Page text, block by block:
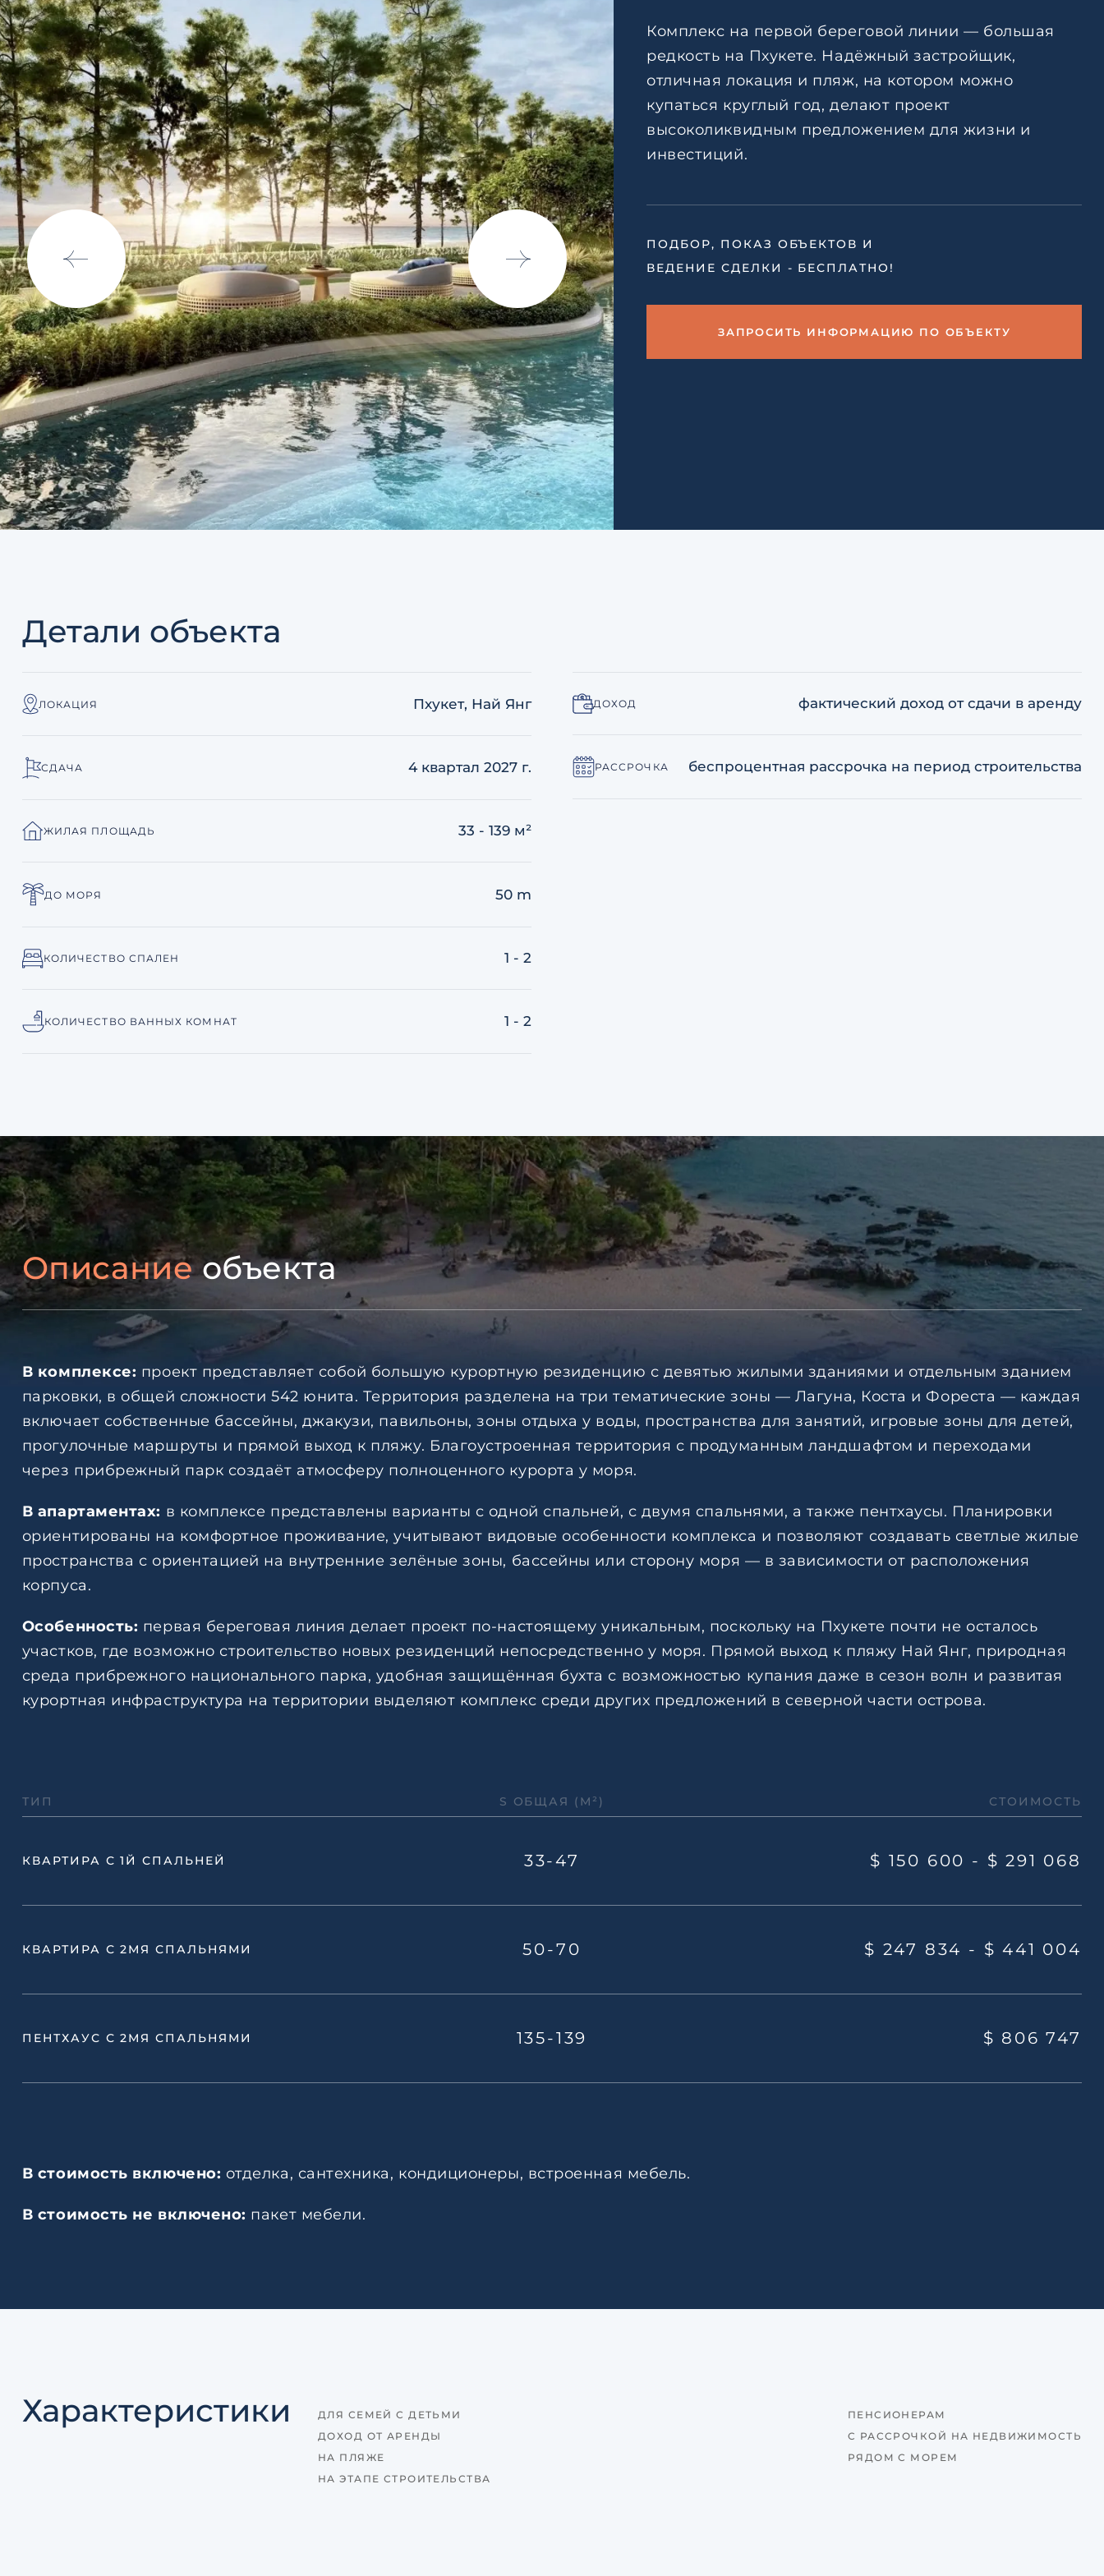
Комплекс на первой береговой линии — большая
редкость на Пхукете. Надёжный застройщик,
отличная локация и пляж, на котором можно
купаться круглый год, делают проект
высоколиквидным предложением для жизни и
инвестиций.
ПОДБОР, ПОКАЗ ОБЪЕКТОВ И
ВЕДЕНИЕ СДЕЛКИ - БЕСПЛАТНО!
ЗАПРОСИТЬ ИНФОРМАЦИЮ ПО ОБЪЕКТУ
Детали объекта
ЛОКАЦИЯ Пхукет, Най Янг
СДАЧА 4 квартал 2027 г.
ЖИЛАЯ ПЛОЩАДЬ 33 - 139 м²
ДО МОРЯ 50 m
КОЛИЧЕСТВО СПАЛЕН 1 - 2
КОЛИЧЕСТВО ВАННЫХ КОМНАТ 1 - 2
ДОХОД фактический доход от сдачи в аренду
РАССРОЧКА беспроцентная рассрочка на период строительства
Описаниеобъекта
В комплексе: проект представляет собой большую курортную резиденцию с девятью жилыми зданиями и отдельным зданием
парковки, в общей сложности 542 юнита. Территория разделена на три тематические зоны — Лагуна, Коста и Фореста — каждая
включает собственные бассейны, джакузи, павильоны, зоны отдыха у воды, пространства для занятий, игровые зоны для детей,
прогулочные маршруты и прямой выход к пляжу. Благоустроенная территория с продуманным ландшафтом и переходами
через прибрежный парк создаёт атмосферу полноценного курорта у моря.
В апартаментах: в комплексе представлены варианты с одной спальней, с двумя спальнями, а также пентхаусы. Планировки
ориентированы на комфортное проживание, учитывают видовые особенности комплекса и позволяют создавать светлые жилые
пространства с ориентацией на внутренние зелёные зоны, бассейны или сторону моря — в зависимости от расположения
корпуса.
Особенность: первая береговая линия делает проект по-настоящему уникальным, поскольку на Пхукете почти не осталось
участков, где возможно строительство новых резиденций непосредственно у моря. Прямой выход к пляжу Най Янг, природная
среда прибрежного национального парка, удобная защищённая бухта с возможностью купания даже в сезон волн и развитая
курортная инфраструктура на территории выделяют комплекс среди других предложений в северной части острова.
ТИП S ОБЩАЯ (М²) СТОИМОСТЬ
КВАРТИРА С 1Й СПАЛЬНЕЙ 33-47 $ 150 600 - $ 291 068
КВАРТИРА С 2МЯ СПАЛЬНЯМИ 50-70 $ 247 834 - $ 441 004
ПЕНТХАУС С 2МЯ СПАЛЬНЯМИ 135-139 $ 806 747
В стоимость включено: отделка, сантехника, кондиционеры, встроенная мебель.
В стоимость не включено: пакет мебели.
Характеристики
ДЛЯ СЕМЕЙ С ДЕТЬМИ
ДОХОД ОТ АРЕНДЫ
НА ПЛЯЖЕ
НА ЭТАПЕ СТРОИТЕЛЬСТВА
ПЕНСИОНЕРАМ
С РАССРОЧКОЙ НА НЕДВИЖИМОСТЬ
РЯДОМ С МОРЕМ
рекламных рассылок
Согласен спользовательским
персональных данных